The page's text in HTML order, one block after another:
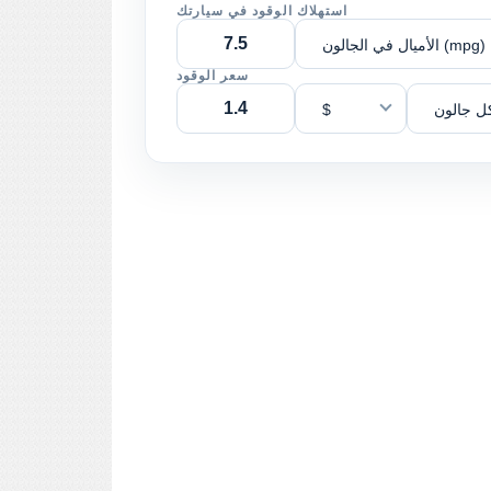
استهلاك الوقود في سيارتك
الأميال في الجالون (mpg)
سعر الوقود
$ جالون